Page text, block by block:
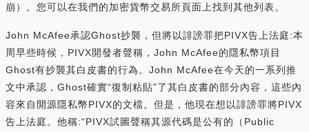
崩）。您可以在我們的加密貨幣交易所頁面上找到其他列表。
John McAfee承認Ghost抄襲，但將以誹謗罪把PIVX告上法庭:本
周早些時候，PIVX開發者聲稱，John McAfee的隱私幣項目
Ghost有抄襲其白皮書的行為。John McAfee在今天的一系列推
文中承認，Ghost確實“復制粘貼”了其白皮書的部分內容，這些內
容來自開源隱私幣PIVX的文檔。但是，他現在想以誹謗罪將PIVX
告上法庭。他稱:“PIVX試圖聲稱其源代碼是公有的（Public